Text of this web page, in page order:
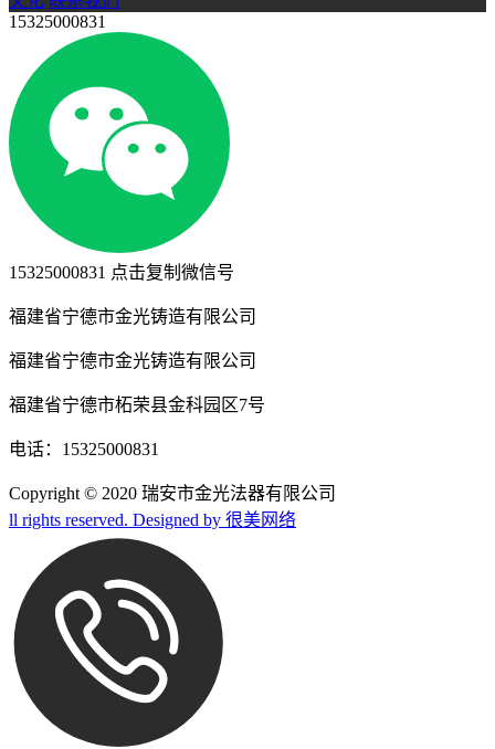
15325000831
15325000831 点击复制微信号
福建省宁德市金光铸造有限公司
福建省宁德市金光铸造有限公司
福建省宁德市柘荣县金科园区7号
电话：15325000831
Copyright © 2020 瑞安市金光法器有限公司
ll rights reserved. Designed by 很美网络